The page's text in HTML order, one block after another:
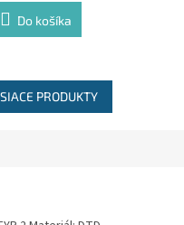
Do košíka
PRODUKTY